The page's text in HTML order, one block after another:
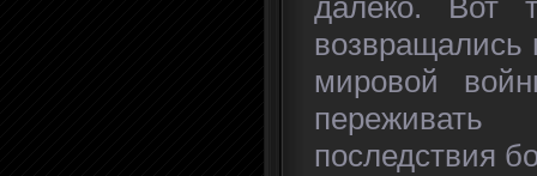
далеко. Вот
мировой
последствия